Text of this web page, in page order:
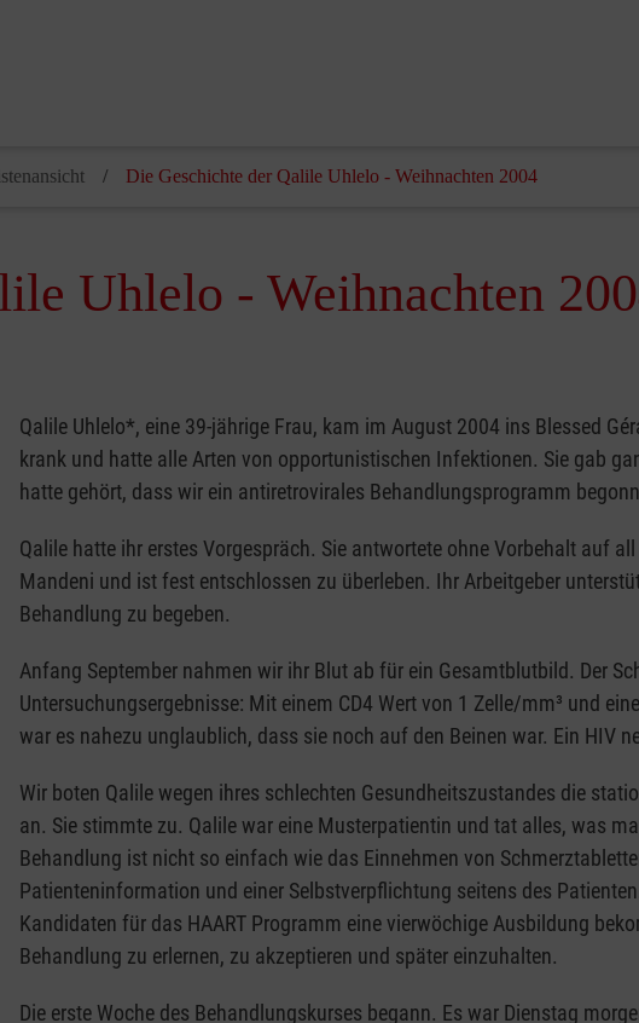
Die Geschichte der Qalile Uhlelo - Weihnachten 2004
Uhlelo - Weihnachten
Qalile Uhlelo*, eine 39-jährige Frau, kam im August 2004 ins Blessed
krank und hatte alle Arten von opportunistischen Infektionen. Sie gab
hatte gehört, dass wir ein antiretrovirales Behandlungsprogramm
Qalile hatte ihr erstes Vorgespräch. Sie antwortete ohne Vorbehalt auf
Mandeni und ist fest entschlossen zu überleben. Ihr Arbeitgeber
Behandlung zu begeben.
Anfang September nahmen wir ihr Blut ab für ein Gesamtblutbild. Der
Untersuchungsergebnisse: Mit einem CD4 Wert von 1 Zelle/mm³ und
war es nahezu unglaublich, dass sie noch auf den Beinen war. Ein HIV
Wir boten Qalile wegen ihres schlechten Gesundheitszustandes die
an. Sie stimmte zu. Qalile war eine Musterpatientin und tat alles, was
Behandlung ist nicht so einfach wie das Einnehmen von
Patienteninformation und einer Selbstverpflichtung seitens des
Kandidaten für das HAART Programm eine vierwöchige Ausbildung
Behandlung zu erlernen, zu akzeptieren und später einzuhalten.
Die erste Woche des Behandlungskurses begann. Es war Dienstag